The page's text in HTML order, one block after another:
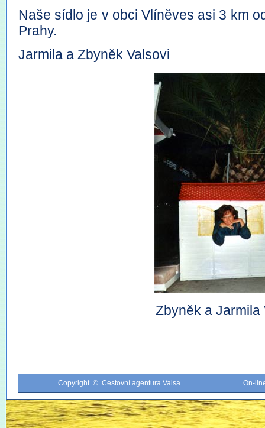
Naše sídlo je v obci Vlíněves asi 3 km
Prahy.
Jarmila a Zbyněk Valsovi
Zbyněk a Jarmila
Copyright © Cestovní agentura Valsa On-